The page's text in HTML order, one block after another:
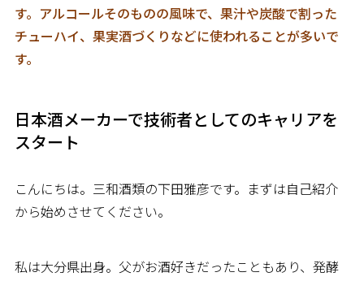
す。アルコールそのものの風味で、果汁や炭酸で割った
チューハイ、果実酒づくりなどに使われることが多いで
す。
日本酒メーカーで技術者としてのキャリアを
スタート
こんにちは。三和酒類の下田雅彦です。まずは自己紹介
から始めさせてください。
私は大分県出身。父がお酒好きだったこともあり、発酵